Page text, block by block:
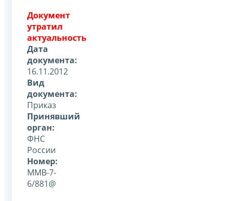
Документ
утратил
актуальность
Дата
документа:
16.11.2012
Вид
документа:
Приказ
Принявший
орган:
ФНС
России
Номер:
ММВ-7-
6/881@